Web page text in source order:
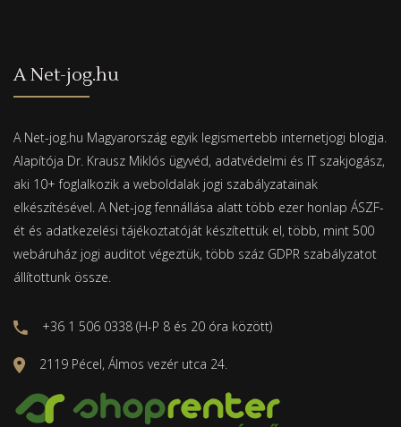
A Net-jog.hu
A Net-jog.hu Magyarország egyik legismertebb internetjogi blogja.
Alapítója Dr. Krausz Miklós ügyvéd, adatvédelmi és IT szakjogász,
aki 10+ foglalkozik a weboldalak jogi szabályzatainak
elkészítésével. A Net-jog fennállása alatt több ezer honlap ÁSZF-
ét és adatkezelési tájékoztatóját készítettük el, több, mint 500
webáruház jogi auditot végeztük, több száz GDPR szabályzatot
állítottunk össze.
+36 1 506 0338 (H-P 8 és 20 óra között)
2119 Pécel, Álmos vezér utca 24.